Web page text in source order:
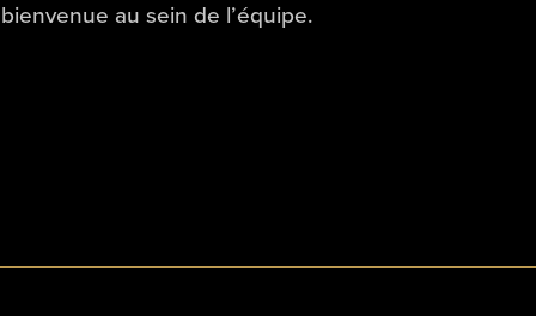
bienvenue au sein de l’équipe.